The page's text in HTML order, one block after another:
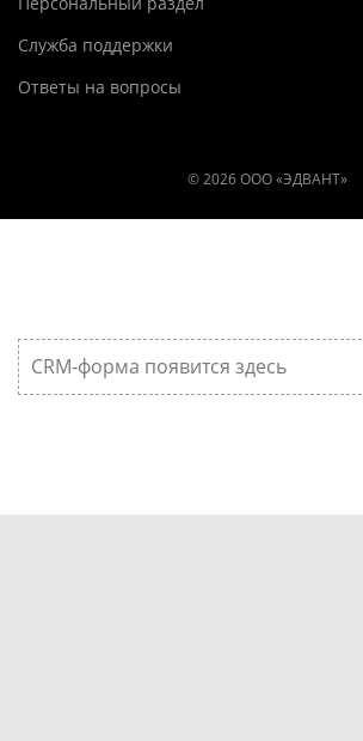
Служба поддержки
Ответы на вопросы
© 2026 ООО «ЭДВАНТ»
CRM-форма появится здесь